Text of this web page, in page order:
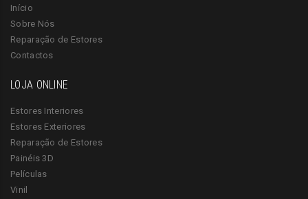
Início
Sobre Nós
Reparação de Estores
Contactos
LOJA ONLINE
Estores Interiores
Estores Exteriores
Reparação de Estores
Painéis 3D
Películas
Vinil